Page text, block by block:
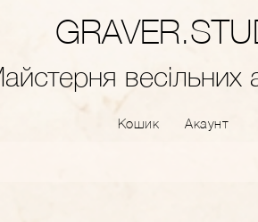
весільних
Кошик Акаунт